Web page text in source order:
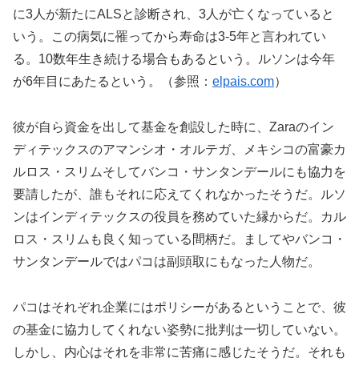
に3人が新たにALSと診断され、3人が亡くなっていると
いう。この病気に罹ってから寿命は3-5年と言われてい
る。10数年生き続ける場合もあるという。ルソンは今年
が6年目にあたるという。（参照： elpais.com）
彼が自ら資金を出して基金を創設した時に、Zaraのイン
ディテックスのアマンシオ・オルテガ、メキシコの富豪カ
ルロス・スリムそしてバンコ・サンタンデールにも協力を
要請したが、誰もそれに応えてくれなかったそうだ。ルソ
ンはインディテックスの役員を務めていた縁からだ。カル
ロス・スリムも良く知っている間柄だ。ましてやバンコ・
サンタンデールではパコは副頭取にもなった人物だ。
パコはそれぞれ企業にはポリシーがあるということで、彼
の基金に協力してくれない姿勢に批判は一切していない。
しかし、内心はそれを非常に苦痛に感じたそうだ。それも